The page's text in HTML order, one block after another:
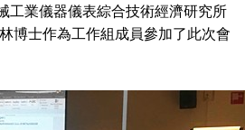
工業儀器儀表綜合技術經濟研究所
博士作為工作組成員參加了此次會